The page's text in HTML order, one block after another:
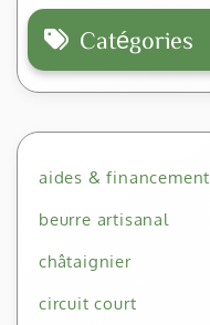
Catégories
aides & financement
beurre artisanal
châtaignier
circuit court